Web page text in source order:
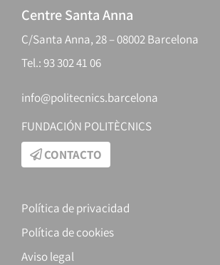
Centre Santa Anna
C/Santa Anna, 28 – 08002 Barcelona
Tel.: 93 302 41 06
info@politecnics.barcelona
FUNDACIÓN POLITÈCNICS
CONTACTO
Política de privacidad
Política de cookies
Aviso legal